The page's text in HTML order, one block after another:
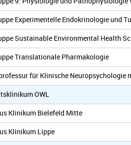
Experimentelle Endokrinologie und
Sustainable Environmental Health
Translationale Pharmakologie
für Klinische Neuropsychologie
OWL
Klinikum Bielefeld Mitte
Klinikum Lippe